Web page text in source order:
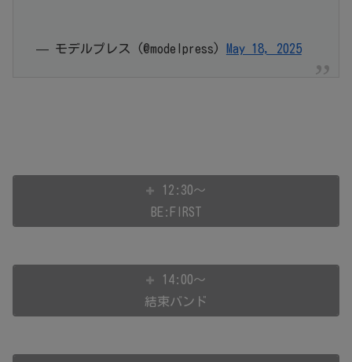
— モデルプレス (@modelpress) May 18, 2025
12:30～
BE:FIRST
14:00～
結束バンド